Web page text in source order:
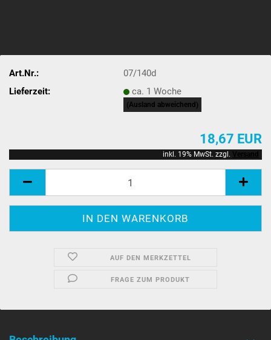
Art.Nr.:
07/140d
Lieferzeit:
ca. 1 Woche
(Ausland abweichend)
18,67 EUR
inkl. 19% MwSt. zzgl. Versand
AUF DEN MERKZETTEL
FRAGE ZUM PRODUKT